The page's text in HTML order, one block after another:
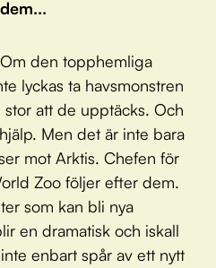
den topphemliga
lyckas ta havsmonstren
att de upptäcks. Och
Men det är inte bara
mot Arktis. Chefen för
Zoo följer efter dem.
som kan bli nya
en dramatisk och iskall
enbart spår av ett nytt